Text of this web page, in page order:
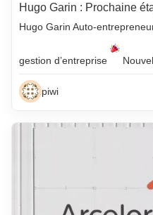
Hugo Garin : Prochaine
Hugo Garin Auto-
gestion d’entreprise
piwi